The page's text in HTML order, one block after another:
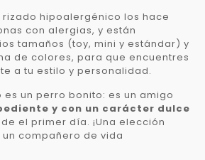
hipoalergénico los hace
con alergias, y están
tamaños (toy, mini y estándar) y
de colores, para que encuentres
a tu estilo y personalidad.
es un perro bonito: es un amigo
y con un carácter dulce
el primer día. ¡Una elección
compañero de vida